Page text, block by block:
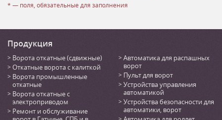
* — поля, обязательные для заполнения
Продукция
Ворота откатные (сдвижные)
Откатные ворота с калиткой
Ворота промышленные
откатные
Ворота откатные с
электроприводом
Ремонт и обслуживание
Автоматика для распашных
ворот
Пульт для ворот
Устройства управления
автоматикой
Устройства безопасности для
автоматики, ворот